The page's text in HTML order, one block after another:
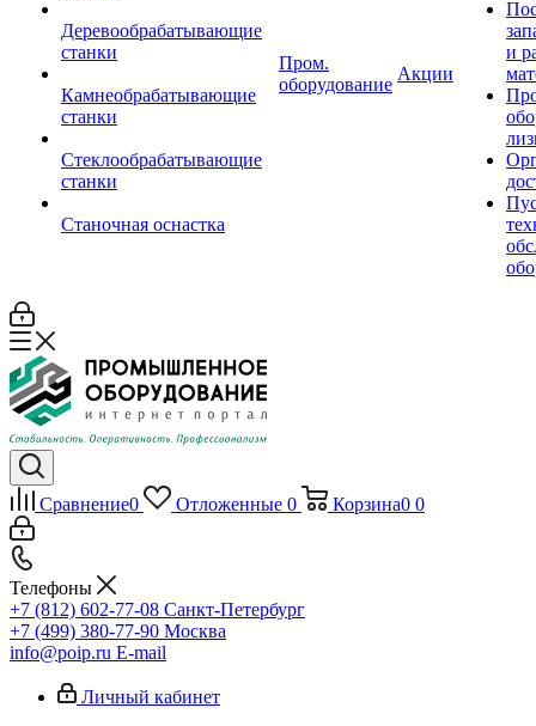
Деревообрабатывающие
станки
Камнеобрабатывающие
станки
Стеклообрабатывающие
станки
Станочная оснастка
Пром.
оборудование
Акции
и
Сравнение0 Отложенные 0 Корзина0 0
Телефоны
+7 (812) 602-77-08 Санкт-Петербург
+7 (499) 380-77-90 Москва
info@poip.ru E-mail
Личный кабинет